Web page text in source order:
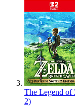
The Legend of
2)